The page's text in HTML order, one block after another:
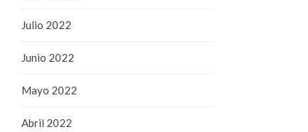
Julio 2022
Junio 2022
Mayo 2022
Abril 2022